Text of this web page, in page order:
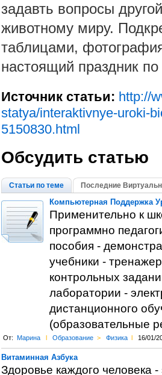
задавть вопросы
животному миру.
таблицами,
настоящий праздник
Источник статьи: http://
statya/interaktivnye-uroki-
5150830.html
Обсудить статью
Статьи по теме Последние
Компьютерная Поддержка
Применительно к
программно
пособия -
учебники -
контрольных
лаборатории -
дистанционного
(образовательные
От: Марина l Образование > Физика l 16/01/
Витаминная Азбука
Здоровье каждого